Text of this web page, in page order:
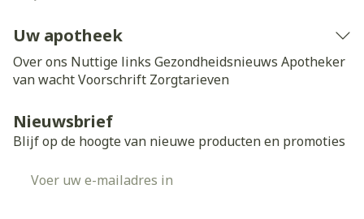
Uw apotheek
Over ons Nuttige links Gezondheidsnieuws Apotheker
van wachtVoorschrift Zorgtarieven
Nieuwsbrief
Blijf op de hoogte van nieuwe producten en promoties